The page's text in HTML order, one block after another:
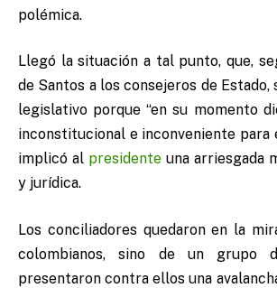
polémica.
Llegó la situación a tal punto, que,
de Santos a los consejeros de
legislativo porque “en su momento
inconstitucional e inconveniente para
implicó al presidente una arriesgada
y jurídica.
Los conciliadores quedaron en la
colombianos, sino de un grupo
presentaron contra ellos una